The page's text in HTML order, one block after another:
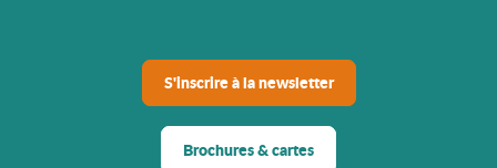
S'inscrire à la newsletter
Brochures & cartes